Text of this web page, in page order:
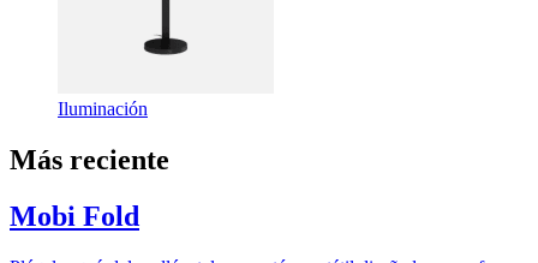
Iluminación
Más reciente
Mobi Fold